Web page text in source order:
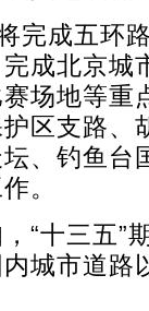
成五环
成北京城
场地等重
区支路、
、钓鱼台
。
十三五”
城市道路